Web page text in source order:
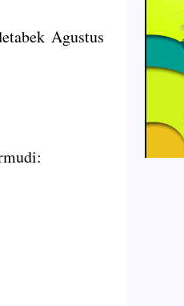
Agustus